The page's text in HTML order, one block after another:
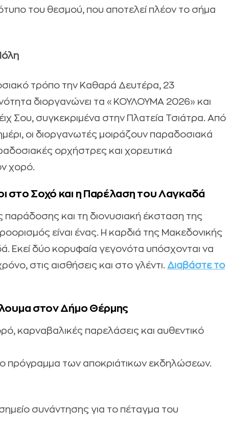
του θεσμού, που αποτελεί πλέον το σήμα
τρόπο την Καθαρά Δευτέρα, 23
διοργανώνει τα «ΚΟΥΛΟΥΜΑ 2026» και
Σου, συγκεκριμένα στην Πλατεία Τσιάτρα. Από
οι διοργανωτές μοιράζουν παραδοσιακά
ορχήστρες και χορευτικά
χορό.
στο Σοχό και η Παρέλαση του Λαγκαδά
και τη διονυσιακή έκσταση της
είναι ένας. Η καρδιά της Μακεδονικής
Εκεί δύο κορυφαία γεγονότα υπόσχονται να
στις αισθήσεις και στο γλέντι. Διαβάστε το
στον Δήμο Θέρμης
καρναβαλικές παρελάσεις και αυθεντικό
πρόγραμμα των αποκριάτικων εκδηλώσεων.
συνάντησης για το πέταγμα του